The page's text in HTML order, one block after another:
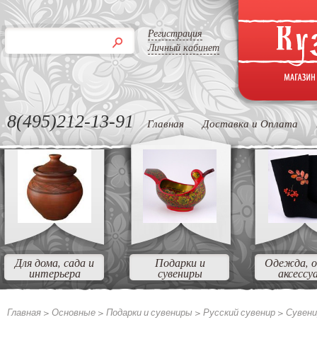
Регистрация
Личный кабинет
8(495)212-13-91 Главная Доставка и Оплата
Для дома, сада и
интерьера
Подарки и
сувениры
Одежда,
Главная > Основные > Подарки и сувениры > Русский сувенир >